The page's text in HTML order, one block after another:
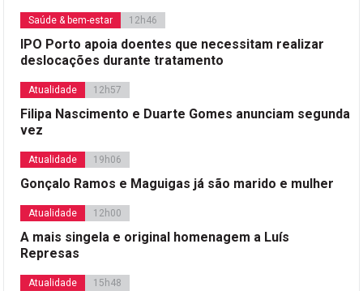
Saúde & bem-estar 12h46
IPO Porto apoia doentes que necessitam realizar
deslocações durante tratamento
Atualidade 12h57
Filipa Nascimento e Duarte Gomes anunciam segunda
vez
Atualidade 19h06
Gonçalo Ramos e Maguigas já são marido e mulher
Atualidade 12h00
A mais singela e original homenagem a Luís
Represas
Atualidade 15h48